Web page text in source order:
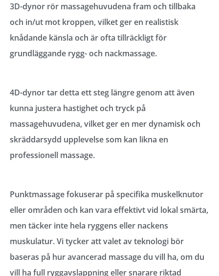
3D-dynor rör massagehuvudena fram och tillbaka
och in/ut mot kroppen, vilket ger en realistisk
knådande känsla och är ofta tillräckligt för
grundläggande rygg- och nackmassage.
4D-dynor tar detta ett steg längre genom att även
kunna justera hastighet och tryck på
massagehuvudena, vilket ger en mer dynamisk och
skräddarsydd upplevelse som kan likna en
professionell massage.
Punktmassage fokuserar på specifika muskelknutor
eller områden och kan vara effektivt vid lokal smärta,
men täcker inte hela ryggens eller nackens
muskulatur. Vi tycker att valet av teknologi bör
baseras på hur avancerad massage du vill ha, om du
vill ha full ryggavslappning eller snarare riktad